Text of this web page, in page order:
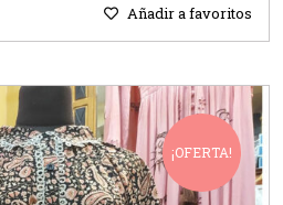
Añadir a favoritos
¡OFERTA!